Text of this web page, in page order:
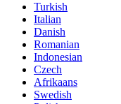
Turkish
Italian
Danish
Romanian
Indonesian
Czech
Afrikaans
Swedish